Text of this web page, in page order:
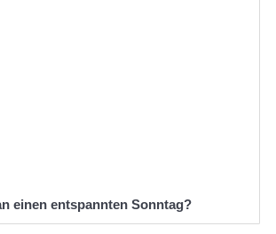
einen entspannten Sonntag?